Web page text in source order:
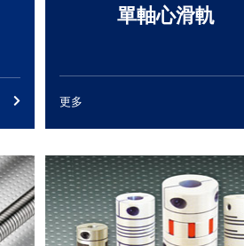
單軸心滑軌
更多